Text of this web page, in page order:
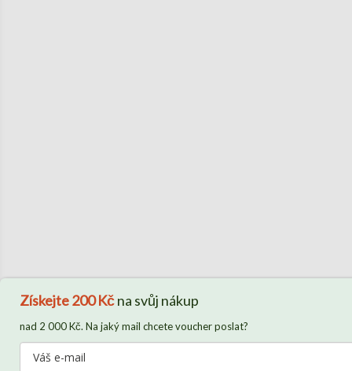
Získejte200 Kčna svůj nákup
nad 2 000 Kč. Na jaký mail chcete voucher poslat?